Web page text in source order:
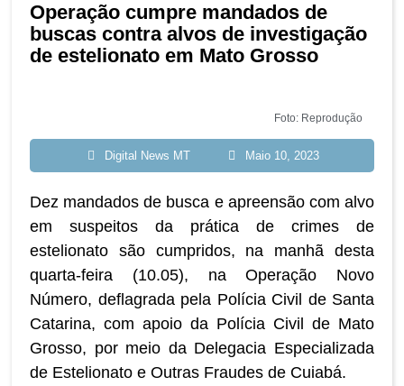
Operação cumpre mandados de
buscas contra alvos de investigação
de estelionato em Mato Grosso
Foto: Reprodução
Digital News MT Maio 10, 2023
Dez mandados de busca e apreensão com alvo
em suspeitos da prática de crimes de
estelionato são cumpridos, na manhã desta
quarta-feira (10.05), na Operação Novo
Número, deflagrada pela Polícia Civil de Santa
Catarina, com apoio da Polícia Civil de Mato
Grosso, por meio da Delegacia Especializada
de Estelionato e Outras Fraudes de Cuiabá.